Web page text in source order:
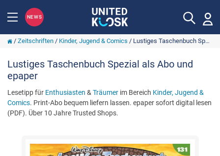
NEWS
/ Zeitschriften/ Kinder, Jugend & Comics / Lustiges Taschenbuch Spezial
Lustiges Taschenbuch Spezial als Abo und
epaper
Lesetipp für Enthusiasten & Träumer im Bereich Kinder, Jugend &
Comics. Print-Abo bequem liefern lassen. epaper sofort digital lesen
(PDF). Über 10 Jahre Trusted Shops.